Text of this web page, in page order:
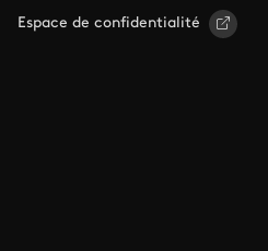
Espace de confidentialité